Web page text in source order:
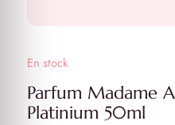
Parfum Madame
Platinium 50ml
En stock